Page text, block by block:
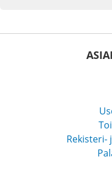
Rekisteri-